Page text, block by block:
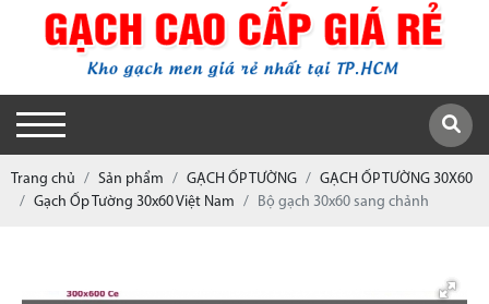
Trang chủ Sản phẩm GẠCH ỐP TƯỜNG
GẠCH ỐP TƯỜNG 30X60
Gạch Ốp Tường 30x60 Việt Nam
Bộ gạch 30x60 sang chảnh